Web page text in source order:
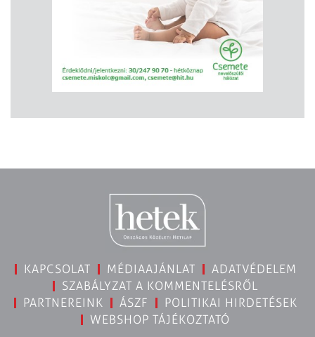
KAPCSOLAT MÉDIAAJÁNLAT
ADATVÉDELEM
SZABÁLYZAT A KOMMENTELÉSRŐL
PARTNEREINK
ÁSZF
POLITIKAI HIRDETÉSEK
WEBSHOP TÁJÉKOZTATÓ